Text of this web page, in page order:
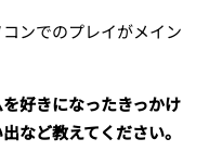
ンでのプレイがメイン
好きになったきっかけ
など教えてください。